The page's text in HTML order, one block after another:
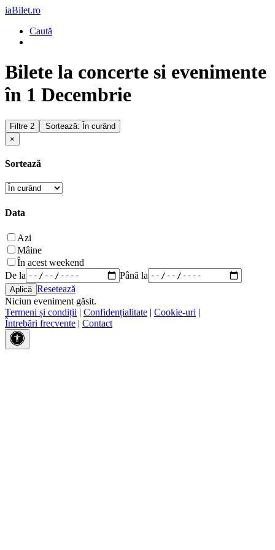
iaBilet.ro
Caută
Bilete la concerte si evenimente
în 1 Decembrie
Filtre 2
Sortează: În curând
×
Sortează
Data
Azi
Mâine
În acest weekend
De la
Până la
Resetează
Niciun eveniment găsit.
Termeni și condiții | Confidențialitate | Cookie-uri |
Întrebări frecvente | Contact